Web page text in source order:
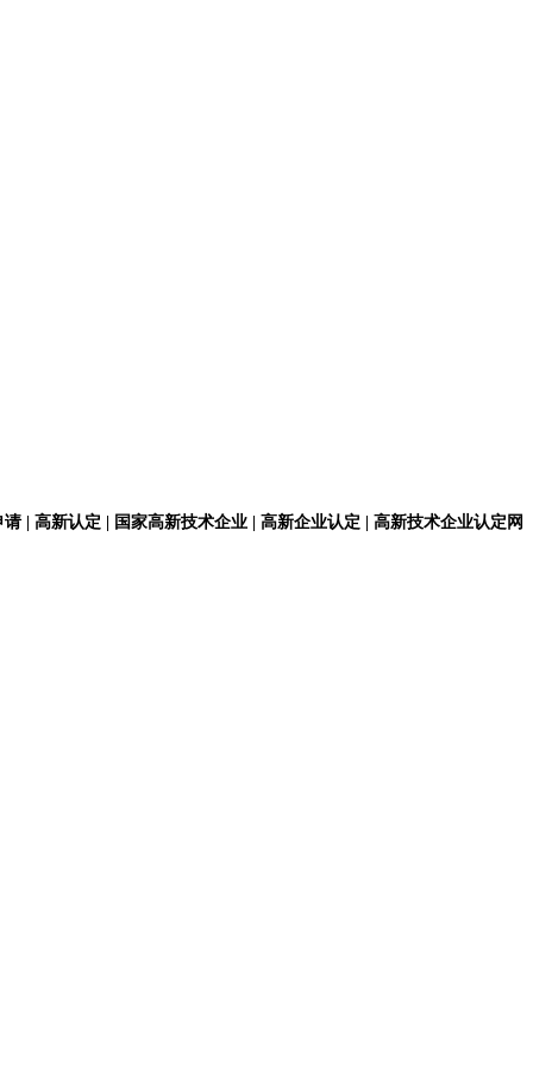
请 | 高新认定 | 国家高新技术企业 | 高新企业认定 | 高新技术企业认定网